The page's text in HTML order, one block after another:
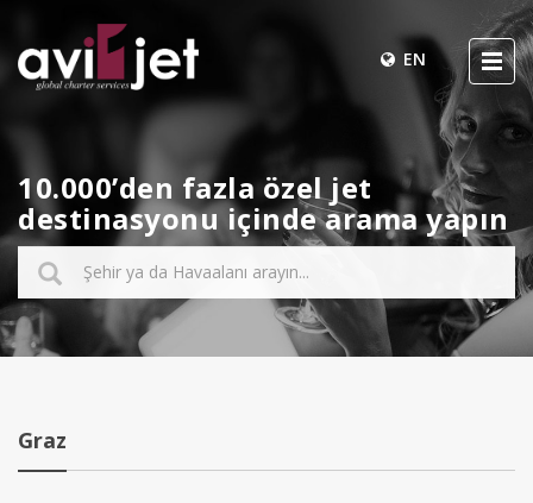
EN
10.000’den fazla özel jet
destinasyonu içinde arama yapın
Graz